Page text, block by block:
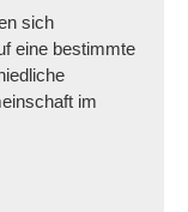
sich
eine bestimmte
im